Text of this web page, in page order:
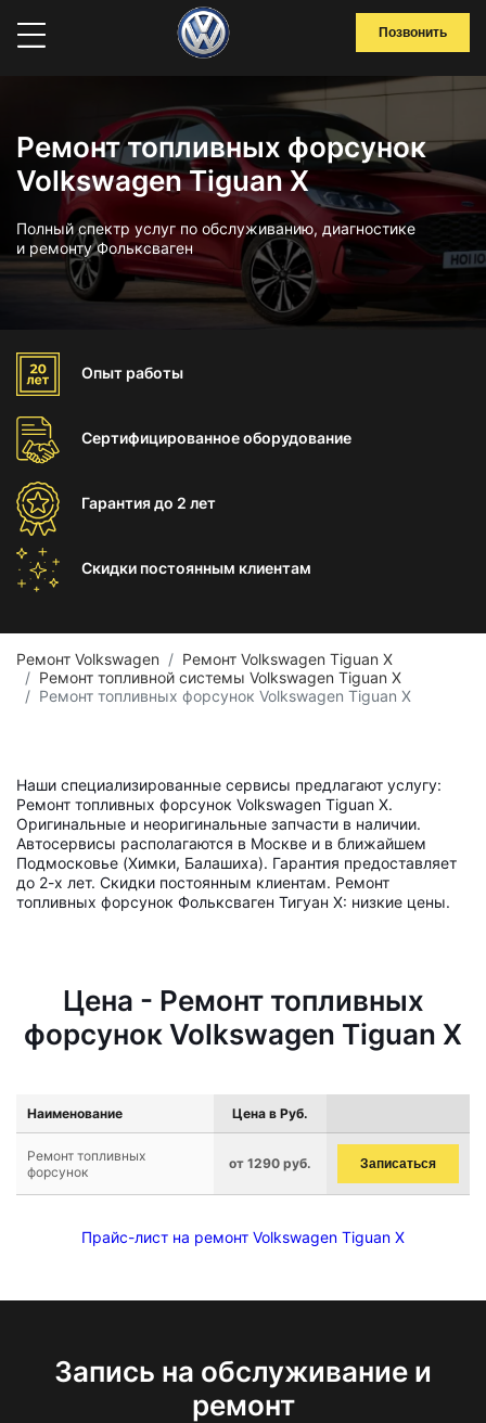
Позвонить
Ремонт топливных форсунок
Volkswagen Tiguan X
Полный спектр услуг по обслуживанию, диагностике
и ремонту Фольксваген
Опыт работы
Сертифицированноеоборудование
Гарантиядо 2 лет
Скидки постоянным клиентам
Ремонт Volkswagen
Ремонт Volkswagen Tiguan X
Ремонт топливной системы Volkswagen Tiguan X
Ремонт топливных форсунок Volkswagen Tiguan X
Наши специализированные сервисы предлагают услугу:
Ремонт топливных форсунок Volkswagen Tiguan X.
Оригинальные и неоригинальные запчасти в наличии.
Автосервисы располагаются в Москве и в ближайшем
Подмосковье (Химки, Балашиха). Гарантия предоставляет
до 2-х лет. Скидки постоянным клиентам. Ремонт
топливных форсунок Фольксваген Тигуан X: низкие цены.
Цена - Ремонт топливных
форсунок Volkswagen Tiguan X
Наименование Цена в Руб.
Ремонт топливных
форсунок
от 1290 руб. Записаться
Прайс-лист на ремонт Volkswagen Tiguan X
Запись на обслуживание и
ремонт